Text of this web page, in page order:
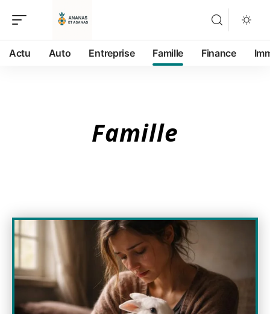
Actu Auto Entreprise Famille Finance
Famille